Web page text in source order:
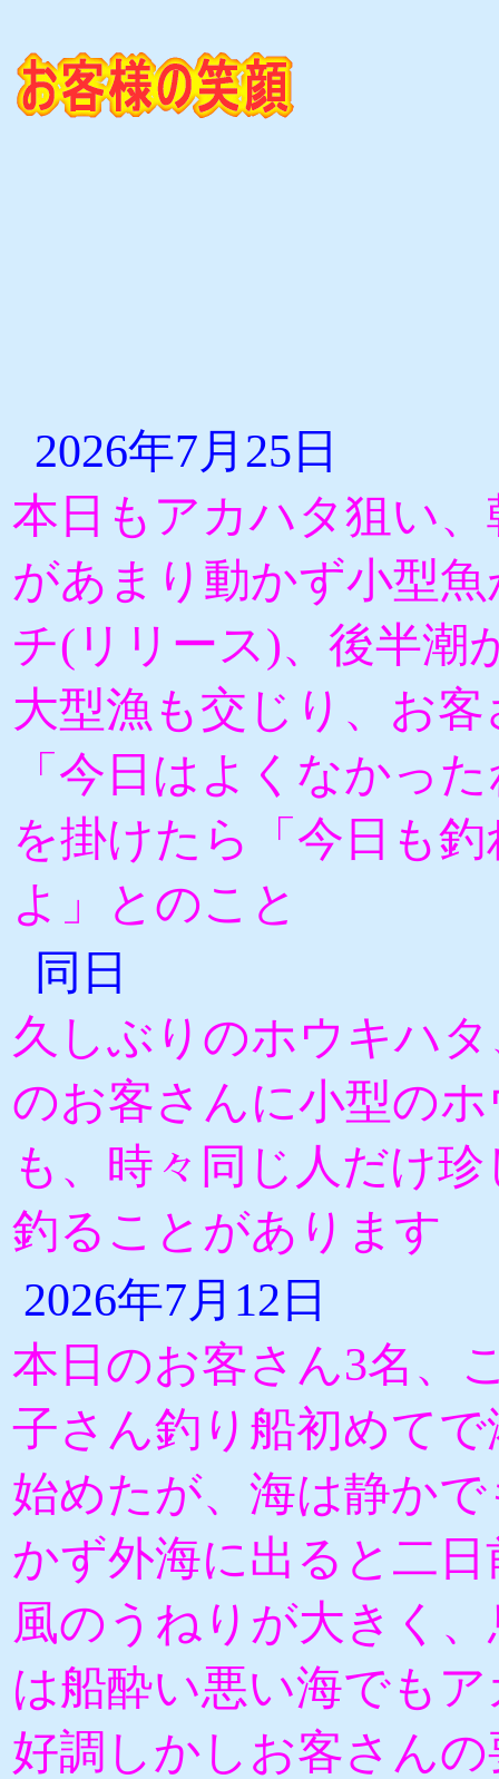
2026年7月25日
本日もアカハタ狙い
があまり動かず小型
チ(リリース)、後半潮
大型漁も交じり、お
「今日はよくなかっ
を掛けたら「今日も
よ」とのこと
同日
久しぶりのホウキハ
のお客さんに小型の
も、時々同じ人だけ
釣ることがあります
2026年7月12日
本日のお客さん3名、
子さん釣り船初めて
始めたが、海は静か
かず外海に出ると二
風のうねりが大きく
は船酔い悪い海でも
好調しかしお客さん